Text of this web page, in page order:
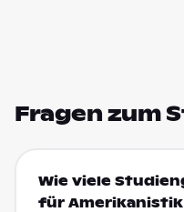
Fragen zum
Wie viele
für